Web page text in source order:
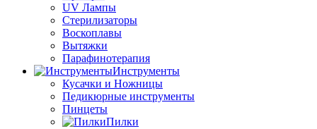
UV Лампы
Стерилизаторы
Воскоплавы
Вытяжки
Парафинотерапия
Инструменты
Кусачки и Ножницы
Педикюрные инструменты
Пинцеты
Пилки